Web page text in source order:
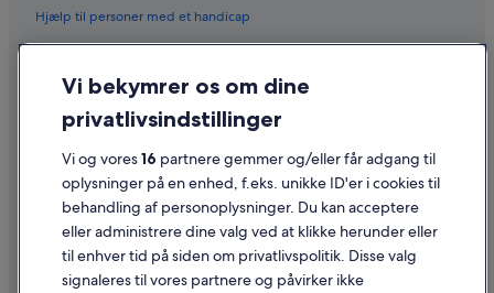
Hjælp til personer med et handicap
Fortrolighed
Cookies
Generelle vilkår for brug
Juridiske oplysninger/Kontakt os
Retningslinjer for indhold og indberetning af indhold
Hjælp
Kontakt os
Vi bekymrer os om dine
privatlivsindstillinger
Vi og vores16 partnere gemmer og/eller får adgang til
oplysninger på en enhed, f.eks. unikke ID'er i cookies til
behandling af personoplysninger. Du kan acceptere
eller administrere dine valg ved at klikke herunder eller
til enhver tid på siden om privatlivspolitik. Disse valg
signaleres til vores partnere og påvirker ikke